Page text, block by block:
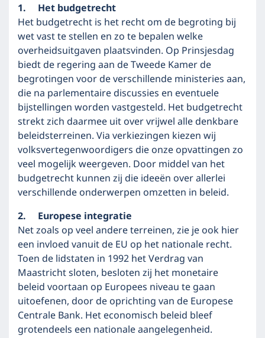
1. Het budgetrecht
Het budgetrecht is het recht om de begroting bij
wet vast te stellen en zo te bepalen welke
overheidsuitgaven plaatsvinden. Op Prinsjesdag
biedt de regering aan de Tweede Kamer de
begrotingen voor de verschillende ministeries aan,
die na parlementaire discussies en eventuele
bijstellingen worden vastgesteld. Het budgetrecht
strekt zich daarmee uit over vrijwel alle denkbare
beleidsterreinen. Via verkiezingen kiezen wij
volksvertegenwoordigers die onze opvattingen zo
veel mogelijk weergeven. Door middel van het
budgetrecht kunnen zij die ideeën over allerlei
verschillende onderwerpen omzetten in beleid.
2. Europese integratie
Net zoals op veel andere terreinen, zie je ook hier
een invloed vanuit de EU op het nationale recht.
Toen de lidstaten in 1992 het Verdrag van
Maastricht sloten, besloten zij het monetaire
beleid voortaan op Europees niveau te gaan
uitoefenen, door de oprichting van de Europese
Centrale Bank. Het economisch beleid bleef
grotendeels een nationale aangelegenheid.